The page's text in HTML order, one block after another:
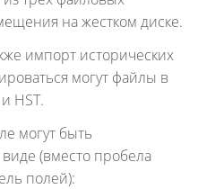
на жестком диске.
импорт исторических
могут файлы в
HST.
могут быть
(вместо пробела
полей):